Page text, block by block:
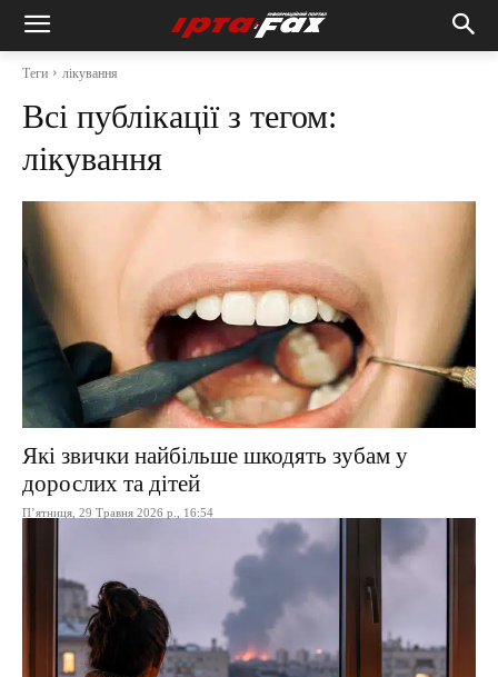
Теги лікування
Всі публікації з тегом:
лікування
Які звички найбільше шкодять зубам у
дорослих та дітей
П’ятниця, 29 Травня 2026 р., 16:54